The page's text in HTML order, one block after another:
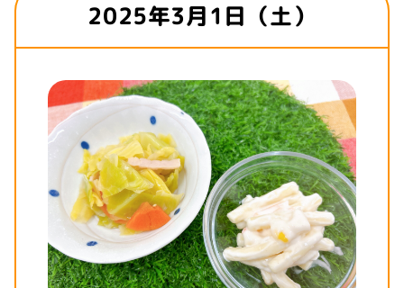
2025年3月1日（土）